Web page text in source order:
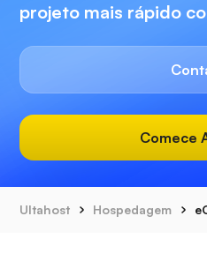
projeto mais rápido
Comece
Ultahost Hospedagem